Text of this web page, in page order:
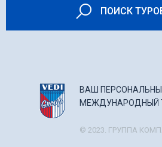
ПОИСК
ВАШ
МЕЖДУНАРОДНЫЙ
© 2023. ГРУППА